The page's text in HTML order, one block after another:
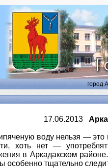
город
17.06.2013
воду нельзя — это
хоть нет —
в Аркадакском
особенно тщательно